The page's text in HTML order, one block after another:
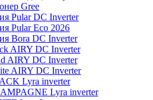
Gree
Pular DC Inverter
Pular Eco 2026
Bora DC Inverter
AIRY DC Inverter
AIRY DC Inverter
AIRY DC Inverter
Lyra inverter
Lyra inverter